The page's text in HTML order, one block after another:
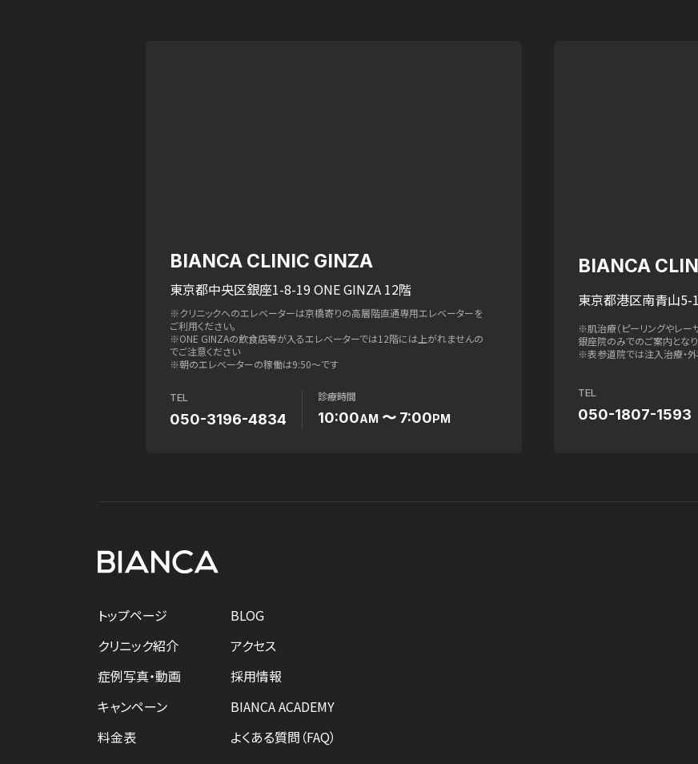
BIANCA CLINIC GINZA
東京都中央区銀座1-8-19 ONE GINZA 12階
※クリニックへのエレベーターは京橋寄りの高層階直通専用エレベーターを
ご利用ください。
※ONE GINZAの飲食店等が入るエレベーターでは12階には上がれませんの
でご注意ください
※朝のエレベーターの稼働は9:50〜です
TEL
050-3196-4834
診療時間
10:00AM 〜 7:00PM
BIANCA
東京都港区南青山5-
※肌治療（ピーリングやレー
銀座院のみでのご案内となり
※表参道院では注入治療・
TEL
050-1807-1593
トップページ
クリニック紹介
症例写真・動画
キャンペーン
料金表
BLOG
アクセス
採用情報
BIANCA ACADEMY
よくある質問（FAQ）